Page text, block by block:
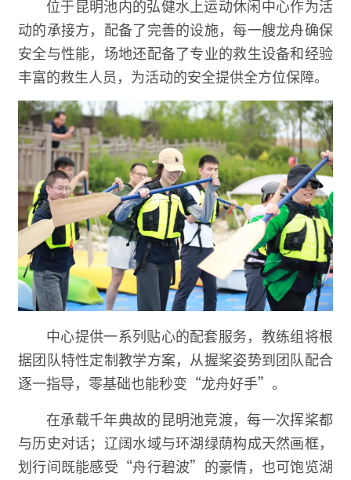
位于昆明池内的弘健水上运动休闲中心作为活
动的承接方，配备了完善的设施，每一艘龙舟确保
安全与性能，场地还配备了专业的救生设备和经验
丰富的救生人员，为活动的安全提供全方位保障。
中心提供一系列贴心的配套服务，教练组将根
据团队特性定制教学方案，从握桨姿势到团队配合
逐一指导，零基础也能秒变“龙舟好手”。
在承载千年典故的昆明池竞渡，每一次挥桨都
与历史对话；辽阔水域与环湖绿荫构成天然画框，
划行间既能感受“舟行碧波”的豪情，也可饱览湖